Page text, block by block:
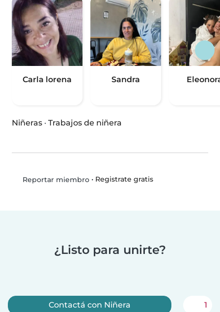
Carla lorena Sandra
Niñeras · Trabajos de niñera
Reportar miembro• Registrate gratis
¿Listo para unirte?
Contactá con Niñera 1